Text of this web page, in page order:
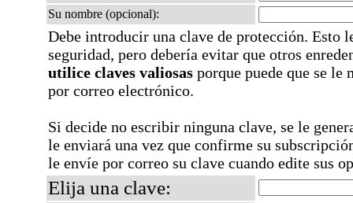
Su nombre (opcional):
Debe introducir una clave de protección. Esto
seguridad, pero debería evitar que otros
utilice claves valiosas porque puede que se le
por correo electrónico.
Si decide no escribir ninguna clave, se le
le enviará una vez que confirme su
le envíe por correo su clave cuando edite sus
Elija una clave: